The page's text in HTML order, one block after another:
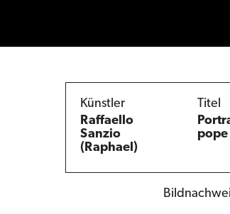
Künstler
Raffaello
Sanzio
(Raphael)
Titel
pope